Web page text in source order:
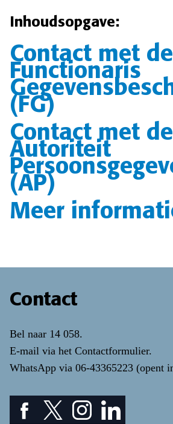
Inhoudsopgave:
Contact met de
Functionaris
(FG)
Contact met de
Autoriteit
(AP)
Meer
Contact
Bel naar 14 058.
E-mail via het Contactformulier.
WhatsApp via 06-43365223 (opent